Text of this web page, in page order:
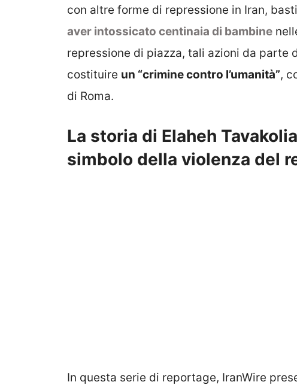
con altre forme di repressione in Iran,
aver intossicato centinaia di bambine
repressione di piazza, tali azioni da parte
costituire un “crimine contro l’umanità”,
di Roma.
La storia di Elaheh
simbolo della violenza del
In questa serie di reportage, IranWire